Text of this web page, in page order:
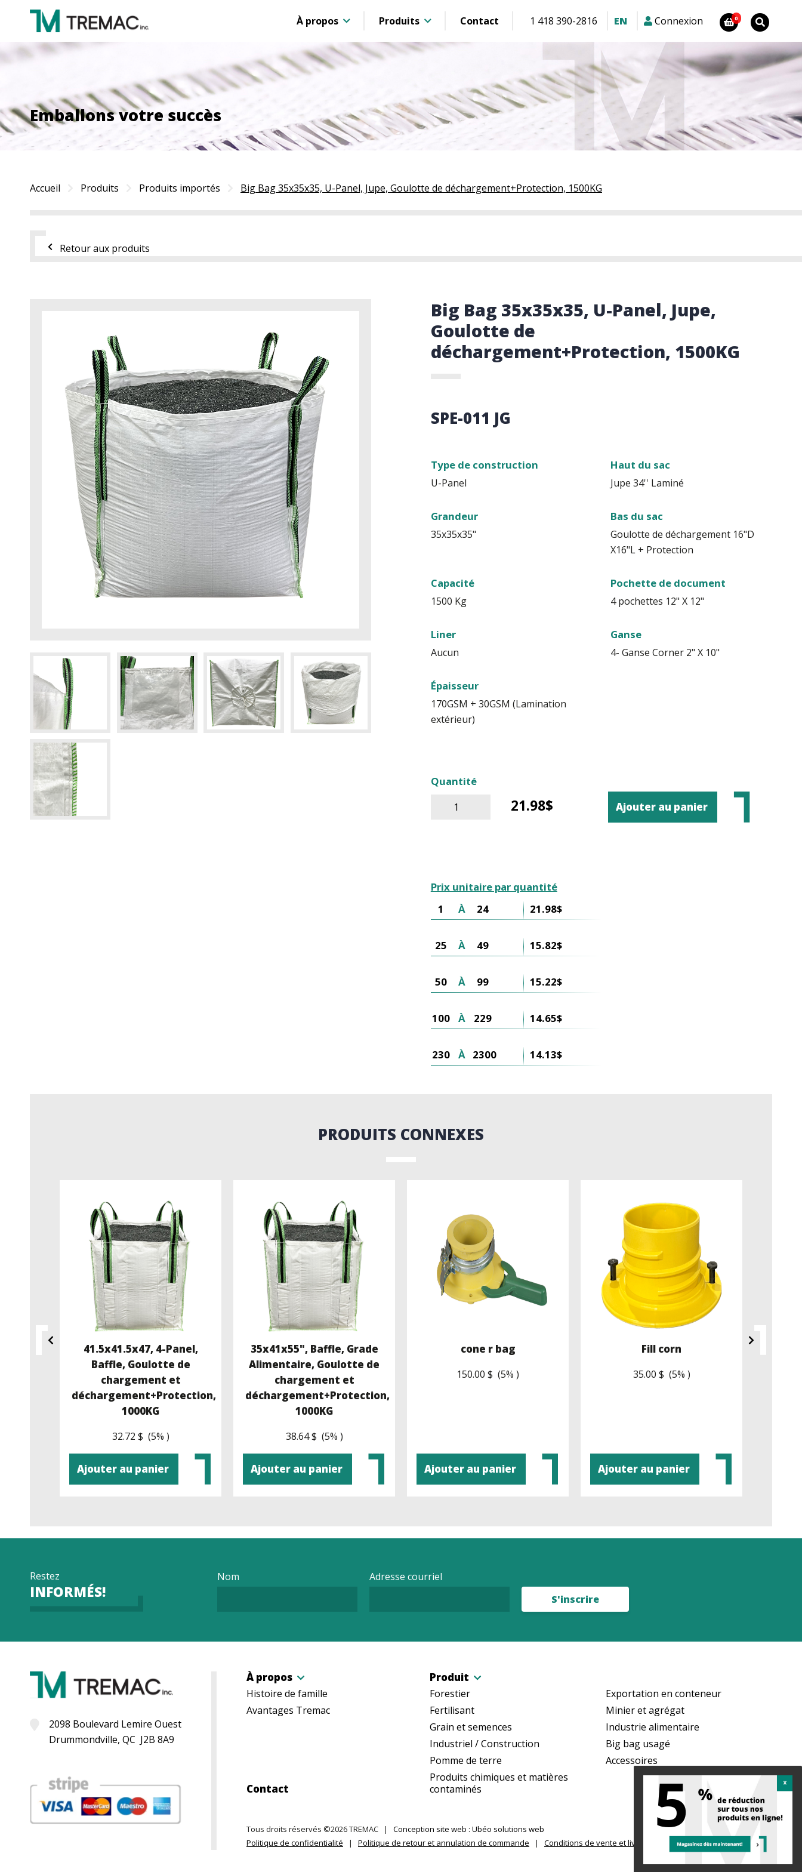
1 418 390-2816 EN Connexion
À propos Produits Contact
Emballons votre succès
Accueil Produits Produits importés Big Bag 35x35x35, U-Panel, Jupe, Goulotte de déchargement+Protection, 1500KG
Retour aux produits
Big Bag 35x35x35, U-Panel, Jupe,
Goulotte de
déchargement+Protection, 1500KG
SPE-011 JG
Type de construction
U-Panel
Haut du sac
Jupe 34'' Laminé
Grandeur
35x35x35"
Bas du sac
Goulotte de déchargement 16"D
X16"L + Protection
Capacité
1500 Kg
Pochette de document
4 pochettes 12" X 12"
Liner
Aucun
Ganse
4- Ganse Corner 2" X 10"
Épaisseur
170GSM + 30GSM (Lamination
extérieur)
Quantité
21.98$ Ajouter au panier
Prix unitaire par quantité
1
À 24 21.98$
25 À 49 15.82$
50 À 99 15.22$
100 À 229 14.65$
230 À 2300 14.13$
PRODUITS CONNEXES
41.5x41.5x47, 4-Panel,
Baffle, Goulotte de
chargement et
déchargement+Protection,
1000KG
32.72 $ (5% )
Ajouter au panier
35x41x55", Baffle, Grade
Alimentaire, Goulotte de
chargement et
déchargement+Protection,
1000KG
38.64 $ (5% )
Ajouter au panier
cone r bag
150.00 $ (5% )
Ajouter au panier
Fill corn
35.00 $ (5% )
Ajouter au panier
Restez
INFORMÉS!
Nom
Adresse courriel
S'inscrire
2098 Boulevard Lemire Ouest
Drummondville, QC J2B 8A9
À propos
Histoire de famille
Avantages Tremac
Produit
Forestier
Fertilisant
Grain et semences
Industriel / Construction
Pomme de terre
Produits chimiques et matières
contaminés
Exportation en conteneur
Minier et agrégat
Industrie alimentaire
Big bag usagé
Accessoires
Contact
Tous droits réservés ©2026 TREMAC |
Conception site web : Ubéo solutions web
Politique de confidentialité
| Politique de retour et annulation de commande | Conditions de vente et livraison5